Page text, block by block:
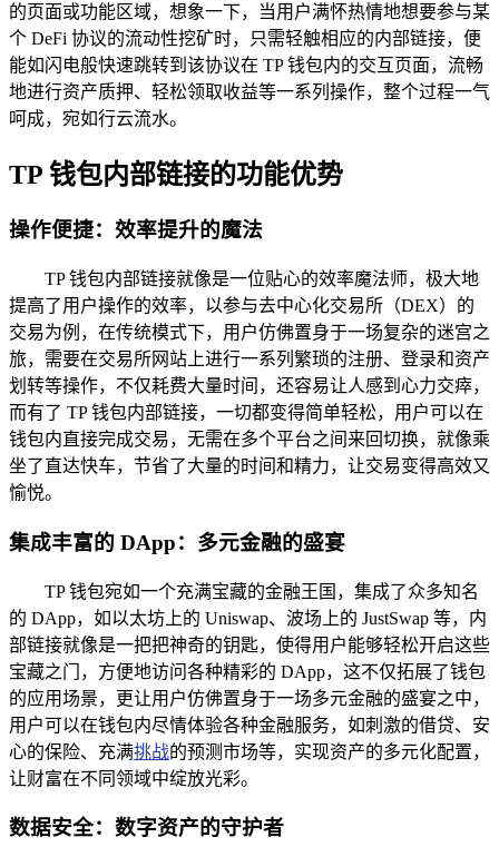
的页面或功能区域，想象一下，当用户满怀热情地想要参与某
个 DeFi 协议的流动性挖矿时，只需轻触相应的内部链接，便
能如闪电般快速跳转到该协议在 TP 钱包内的交互页面，流畅
地进行资产质押、轻松领取收益等一系列操作，整个过程一气
呵成，宛如行云流水。
TP 钱包内部链接的功能优势
操作便捷：效率提升的魔法
TP 钱包内部链接就像是一位贴心的效率魔法师，极大地
提高了用户操作的效率，以参与去中心化交易所（DEX）的
交易为例，在传统模式下，用户仿佛置身于一场复杂的迷宫之
旅，需要在交易所网站上进行一系列繁琐的注册、登录和资产
划转等操作，不仅耗费大量时间，还容易让人感到心力交瘁，
而有了 TP 钱包内部链接，一切都变得简单轻松，用户可以在
钱包内直接完成交易，无需在多个平台之间来回切换，就像乘
坐了直达快车，节省了大量的时间和精力，让交易变得高效又
愉悦。
集成丰富的 DApp：多元金融的盛宴
TP 钱包宛如一个充满宝藏的金融王国，集成了众多知名
的 DApp，如以太坊上的 Uniswap、波场上的 JustSwap 等，内
部链接就像是一把把神奇的钥匙，使得用户能够轻松开启这些
宝藏之门，方便地访问各种精彩的 DApp，这不仅拓展了钱包
的应用场景，更让用户仿佛置身于一场多元金融的盛宴之中，
用户可以在钱包内尽情体验各种金融服务，如刺激的借贷、安
心的保险、充满挑战的预测市场等，实现资产的多元化配置，
让财富在不同领域中绽放光彩。
数据安全：数字资产的守护者